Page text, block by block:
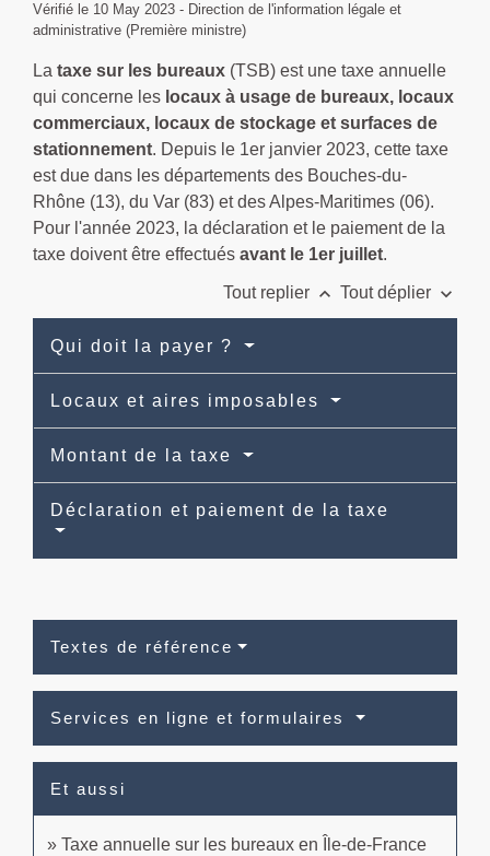
Vérifié le 10 May 2023 - Direction de l'information légale et
administrative (Première ministre)
La taxe sur les bureaux (TSB) est une taxe annuelle
qui concerne les locaux à usage de bureaux, locaux
commerciaux, locaux de stockage et surfaces de
stationnement. Depuis le 1er janvier 2023, cette taxe
est due dans les départements des Bouches-du-
Rhône (13), du Var (83) et des Alpes-Maritimes (06).
Pour l'année 2023, la déclaration et le paiement de la
taxe doivent être effectués avant le 1er juillet.
Tout replier keyboard_arrow_up Tout déplier keyboard_arrow_down
Qui doit la payer ?
Locaux et aires imposables
Montant de la taxe
Déclaration et paiement de la taxe
Textes de référence
Services en ligne et formulaires
Et aussi
Taxe annuelle sur les bureaux en Île-de-France